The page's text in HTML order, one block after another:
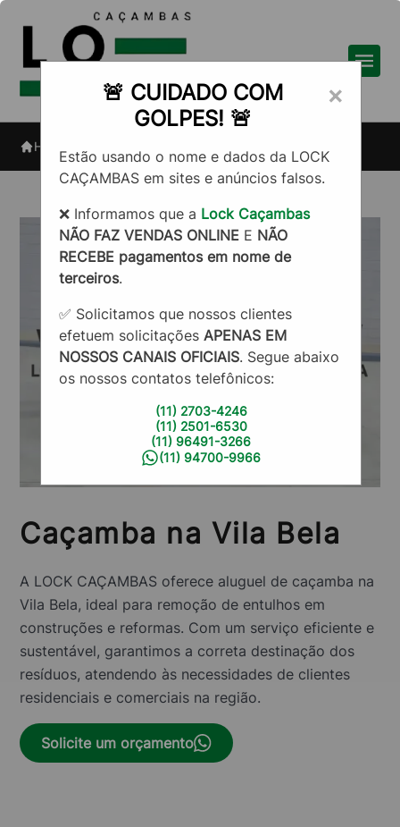
×
🚨 CUIDADO COM
GOLPES! 🚨
Estão usando o nome e dados da LOCK
CAÇAMBAS em sites e anúncios falsos.
❌ Informamos que a Lock Caçambas
NÃO FAZ VENDAS ONLINE E NÃO
RECEBE pagamentos em nome de
terceiros.
✅ Solicitamos que nossos clientes
efetuem solicitações APENAS EM
NOSSOS CANAIS OFICIAIS. Segue abaixo
os nossos contatos telefônicos:
(11) 2703-4246
(11) 2501-6530
(11) 96491-3266
(11) 94700-9966
Home
Caçamba na Vila Bela
A LOCK CAÇAMBAS oferece aluguel de caçamba na
Vila Bela, ideal para remoção de entulhos em
construções e reformas. Com um serviço eficiente e
sustentável, garantimos a correta destinação dos
resíduos, atendendo às necessidades de clientes
residenciais e comerciais na região.
Solicite um orçamento